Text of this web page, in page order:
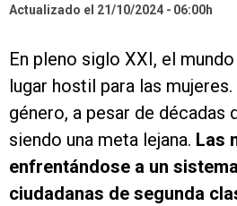
Actualizado el 21/10/2024
06:00h
En pleno siglo XXI, el
lugar hostil para las
género, a pesar de décadas
siendo una meta lejana. Las
enfrentándose a un
ciudadanas de segunda